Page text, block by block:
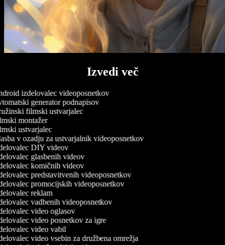
Izvedi več
izdelovalec videoposnetkov
generator podnapisov
filmski ustvarjalec
montažer
ustvarjalec
v ozadju za ustvarjalnik videoposnetkov
DIY videov
glasbenih videov
komičnih videov
predstavitvenih videoposnetkov
promocijskih videoposnetkov
reklam
vadbenih videoposnetkov
video oglasov
video posnetkov za igre
video vabil
video vsebin za družbena omrežja